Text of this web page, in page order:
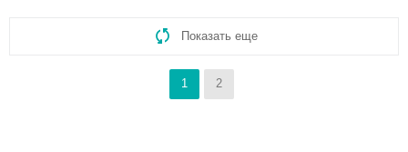
Показать еще
1 2